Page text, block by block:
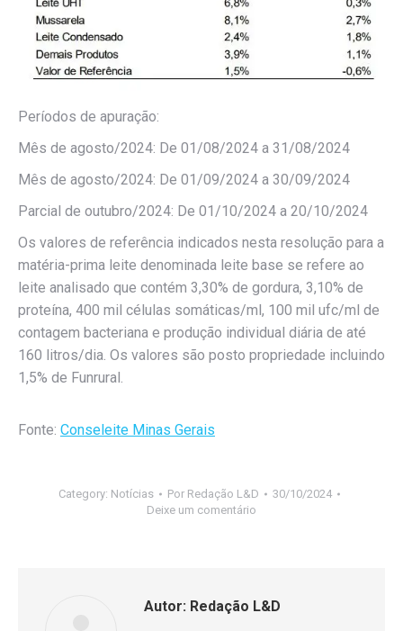
Períodos de apuração:
Mês de agosto/2024: De 01/08/2024 a 31/08/2024
Mês de agosto/2024: De 01/09/2024 a 30/09/2024
Parcial de outubro/2024: De 01/10/2024 a 20/10/2024
Os valores de referência indicados nesta resolução para a
matéria-prima leite denominada leite base se refere ao
leite analisado que contém 3,30% de gordura, 3,10% de
proteína, 400 mil células somáticas/ml, 100 mil ufc/ml de
contagem bacteriana e produção individual diária de até
160 litros/dia. Os valores são posto propriedade incluindo
1,5% de Funrural.
Fonte: Conseleite Minas Gerais
Category: Notícias Por Redação L&D
30/10/2024
Deixe um comentário
Autor: Redação L&D